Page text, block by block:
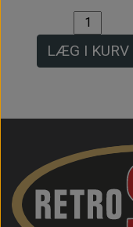
LÆG I KURV